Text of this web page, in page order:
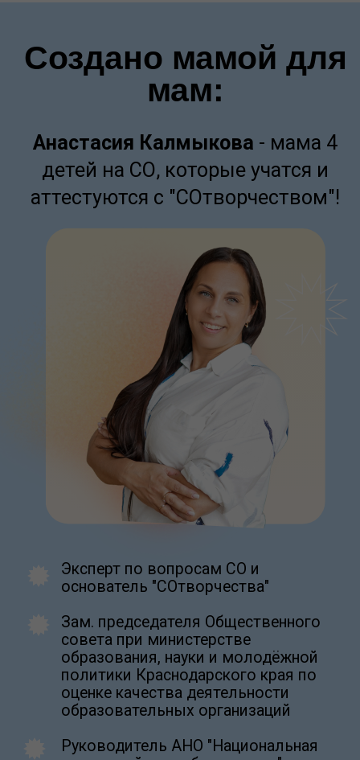
Zero
block from scratch
ПОПРОБУЙТЕ
БЕСПЛАТНО
игровые тренажеры для подготовки,
которые так любят дети!
демотесты для уверенности,
подобные аттестационным
аттестация
(ПА):